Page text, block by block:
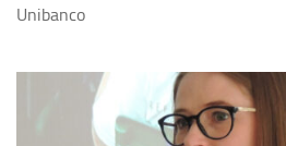
Professores Seniores
Institucional
Unibanco